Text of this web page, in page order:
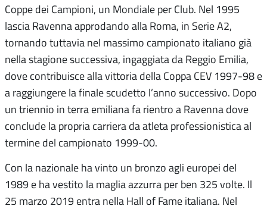
Coppe dei Campioni, un Mondiale per Club. Nel 1995
lascia Ravenna approdando alla Roma, in Serie A2,
tornando tuttavia nel massimo campionato italiano già
nella stagione successiva, ingaggiata da Reggio Emilia,
dove contribuisce alla vittoria della Coppa CEV 1997-98 e
a raggiungere la finale scudetto l’anno successivo. Dopo
un triennio in terra emiliana fa rientro a Ravenna dove
conclude la propria carriera da atleta professionistica al
termine del campionato 1999-00.
Con la nazionale ha vinto un bronzo agli europei del
1989 e ha vestito la maglia azzurra per ben 325 volte. Il
25 marzo 2019 entra nella Hall of Fame italiana. Nel